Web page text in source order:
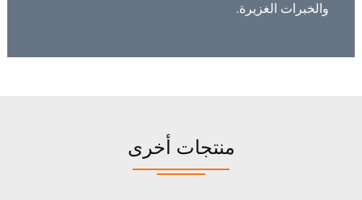
والخبرات الغزيرة.
منتجات أخرى